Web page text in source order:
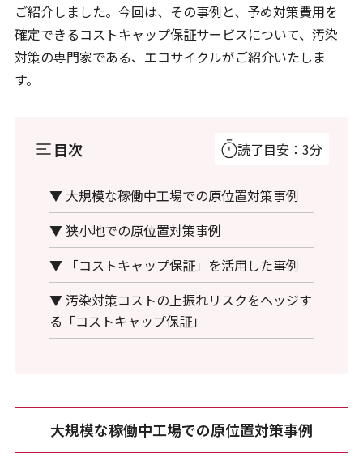
ご紹介しました。今回は、その事例と、予め対策費用を
確定できるコストキャップ保証サービスについて、汚染
対策の専門家である、エコサイクルがご紹介いたしま
す。
目次 読了目安：3分
▼ 大規模な稼働中工場での原位置対策事例
▼ 狭小地での原位置対策事例
▼ 「コストキャップ保証」を活用した事例
▼ 汚染対策コストの上振れリスクをヘッジす
る「コストキャップ保証」
大規模な稼働中工場での原位置対策事例